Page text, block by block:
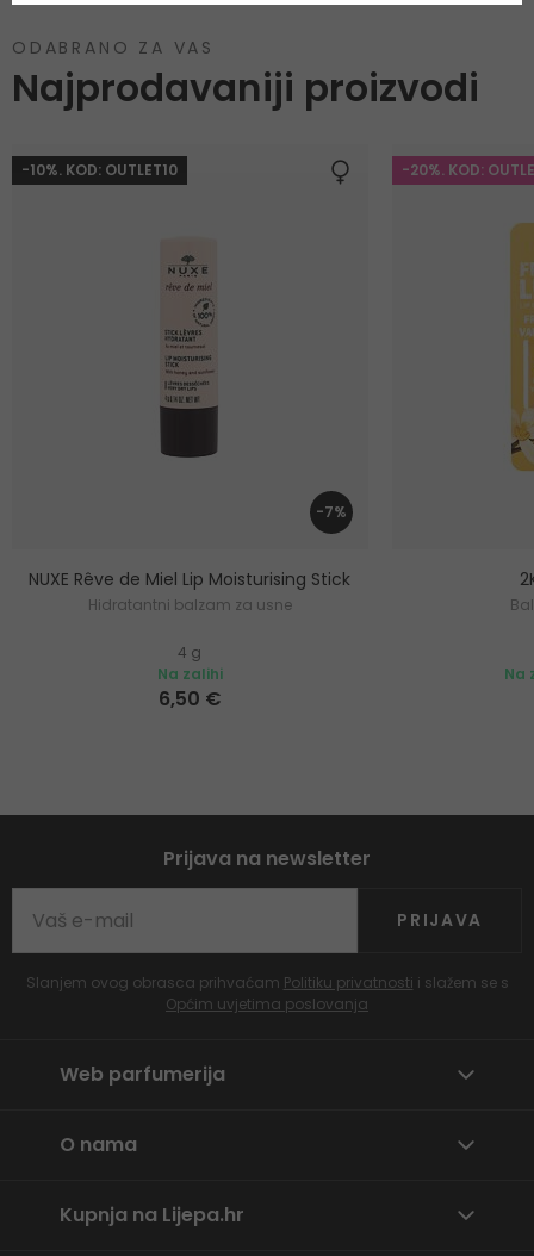
ODABRANO ZA VAS
Najprodavaniji proizvodi
-10%. KOD: OUTLET10
-7%
NUXE Rêve de Miel Lip Moisturising Stick
Hidratantni balzam za usne
4 g
Na zalihi
6,50 €
-20%. KOD:
Na
Prijava na newsletter
PRIJAVA
Slanjem ovog obrasca prihvaćam Politiku privatnosti i slažem se s
Općim uvjetima poslovanja
Web parfumerija
O nama
Kupnja na Lijepa.hr